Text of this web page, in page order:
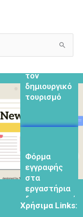
εγγραφής για
δημιουργικό
τουρισμό
Φόρμα
εγγραφής
στα
εργαστήρια
δημιυοργικού
τουρισμού
Χρήσιμα Links: